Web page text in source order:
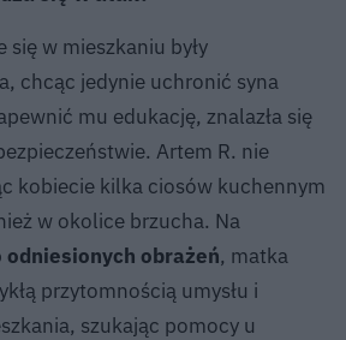
się w mieszkaniu były
chcąc jedynie uchronić syna
mu edukację, znalazła się
Artem R. nie
kobiecie kilka ciosów kuchennym
w okolice brzucha. Na
odniesionych obrażeń, matka
przytomnością umysłu i
szukając pomocy u